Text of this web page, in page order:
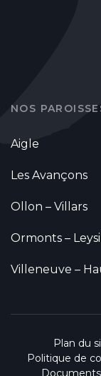
NOS
Aigle
Les Avançons
Ollon – Villars
Ormonts –
Villeneuve –
Plan du
Politique de